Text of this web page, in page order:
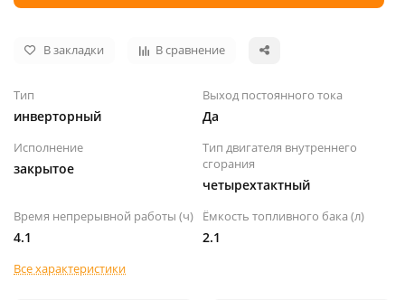
В закладки В сравнение
Тип
инверторный
Выход постоянного тока
Да
Исполнение
закрытое
Тип двигателя внутреннего
сгорания
четырехтактный
Время непрерывной работы (ч)
4.1
Ёмкость топливного бака (л)
2.1
Все характеристики